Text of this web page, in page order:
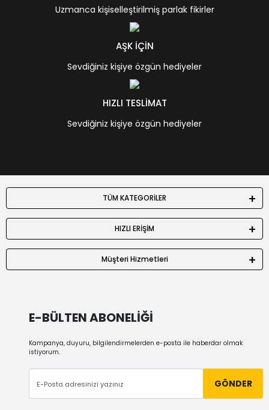
Uzmanca kişiselleştirilmiş parlak fikirler
AŞK İÇİN
Sevdiğiniz kişiye özgün hediyeler
HIZLI TESLİMAT
Sevdiğiniz kişiye özgün hediyeler
TÜM KATEGORİLER
HIZLI ERİŞİM
Müşteri Hizmetleri
E-BÜLTEN ABONELİĞİ
Kampanya, duyuru, bilgilendirmelerden e-posta ile haberdar olmak
istiyorum.
GÖNDER